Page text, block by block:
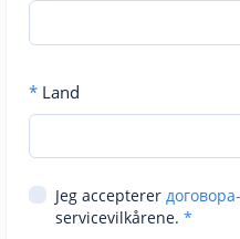
* Land
Jeg accepterer
servicevilkårene. *